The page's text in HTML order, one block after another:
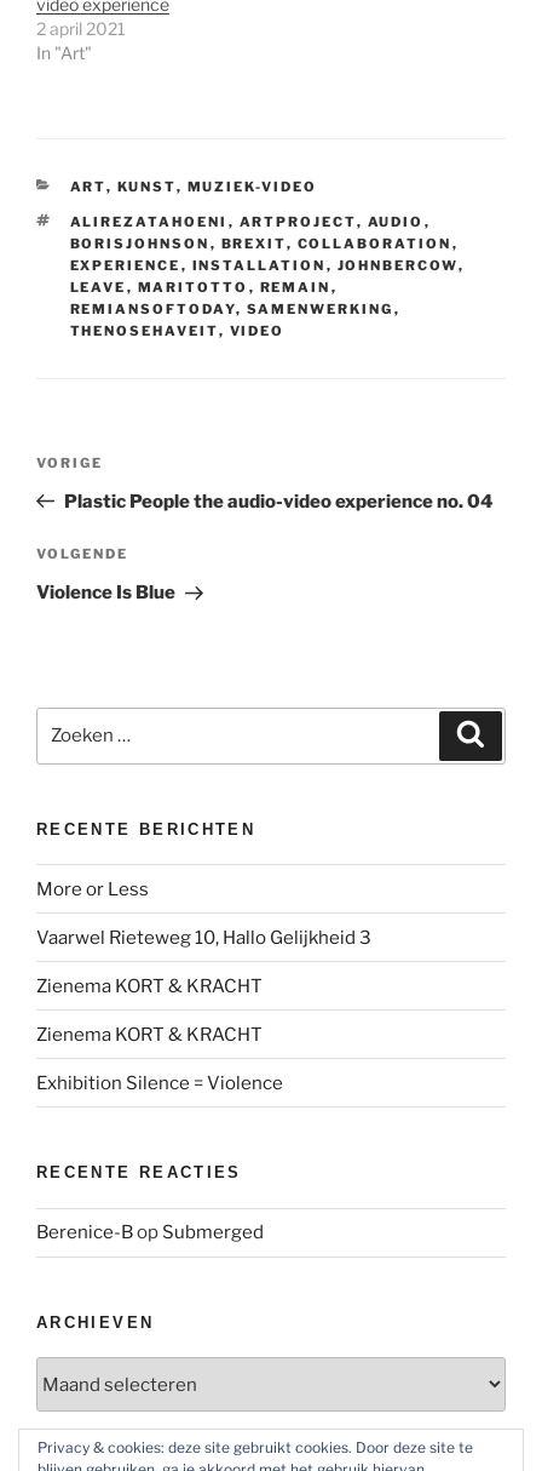
2 april 2021
In "Art"
CATEGORIEËN
ART, KUNST, MUZIEK-VIDEO
TAGS
ALIREZATAHOENI , ARTPROJECT, AUDIO ,
BORISJOHNSON , BREXIT, COLLABORATION ,
EXPERIENCE , INSTALLATION , JOHNBERCOW,
LEAVE , MARITOTTO , REMAIN ,
REMIANSOFTODAY, SAMENWERKING ,
THENOSEHAVEIT, VIDEO
Vorig
bericht
VORIGE
Plastic People the audio-video experience no. 04
Volgend
bericht
VOLGENDE
Violence Is Blue
naar:
RECENTE BERICHTEN
More or Less
Vaarwel Rieteweg 10, Hallo Gelijkheid 3
Zienema KORT & KRACHT
Zienema KORT & KRACHT
Exhibition Silence = Violence
RECENTE REACTIES
Berenice-Bop Submerged
ARCHIEVEN
Privacy & cookies: deze site gebruikt cookies. Door deze site te